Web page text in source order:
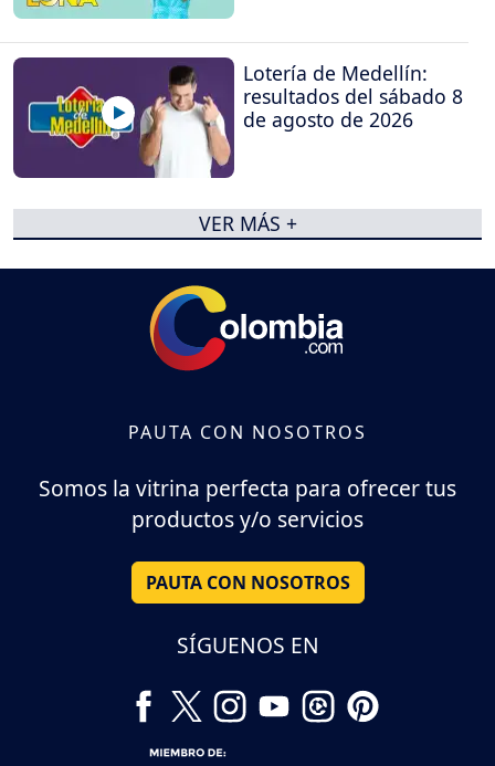
Lotería de Medellín:
resultados del sábado 8
de agosto de 2026
VER MÁS +
PAUTA CON NOSOTROS
Somos la vitrina perfecta para ofrecer tus
productos y/o servicios
PAUTA CON NOSOTROS
SÍGUENOS EN